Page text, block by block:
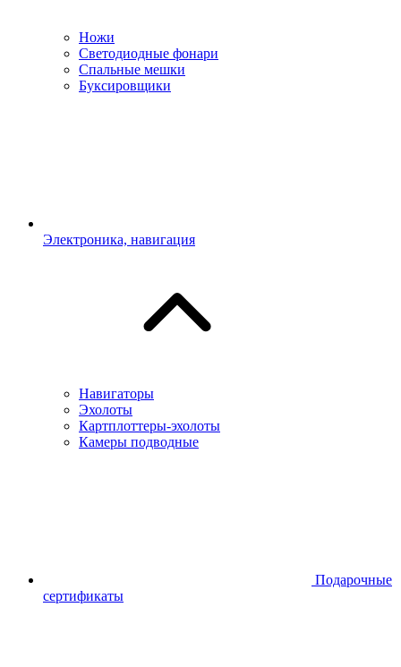
Ножи
Светодиодные фонари
Спальные мешки
Буксировщики
Электроника, навигация
Навигаторы
Эхолоты
Картплоттеры-эхолоты
Камеры подводные
Подарочные
сертификаты